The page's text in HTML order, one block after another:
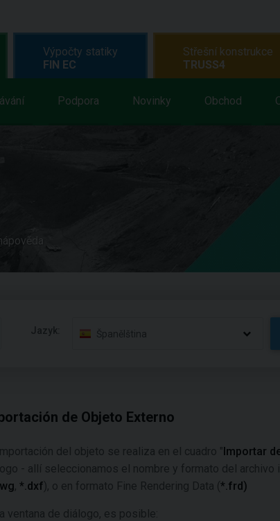
Podpora Novinky Obchod
Výpočty statiky
FIN EC
Střešní konstrukce
TRUSS4
Jazyk: Španělština
de Objeto Externo
del objeto se realiza en el cuadro "Importar
- allí seleccionamos el nombre y formato del
, *.dxf), o en formato Fine Rendering Data (*.frd)
ventana de diálogo, es posible: